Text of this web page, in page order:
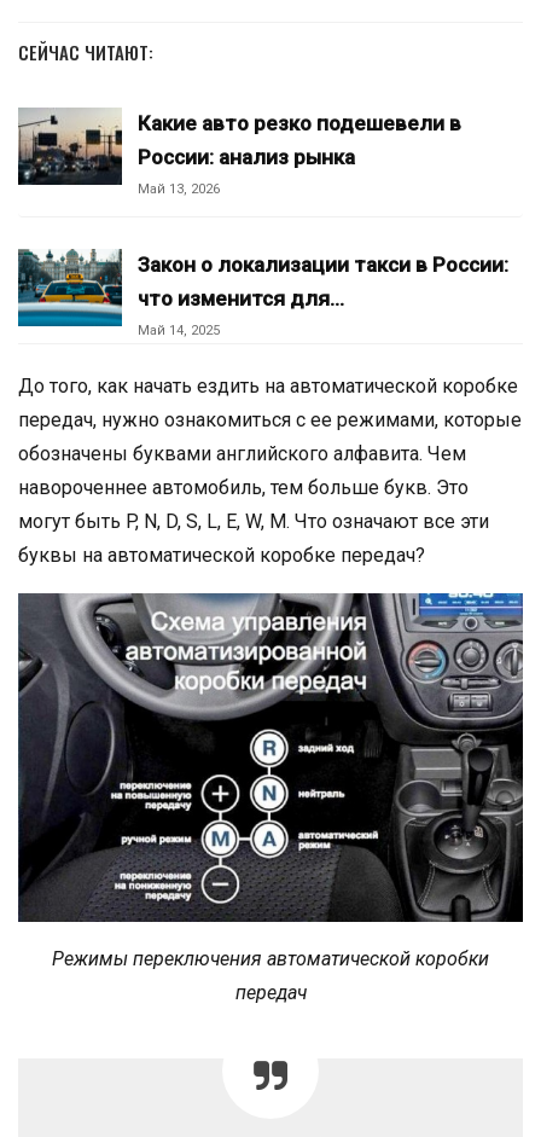
СЕЙЧАС ЧИТАЮТ:
Какие авто резко подешевели в
России: анализ рынка
Май 13, 2026
Закон о локализации такси в России:
что изменится для…
Май 14, 2025
До того, как начать ездить на автоматической коробке
передач, нужно ознакомиться с ее режимами, которые
обозначены буквами английского алфавита. Чем
навороченнее автомобиль, тем больше букв. Это
могут быть P, N, D, S, L, E, W, M. Что означают все эти
буквы на автоматической коробке передач?
Режимы переключения автоматической коробки
передач